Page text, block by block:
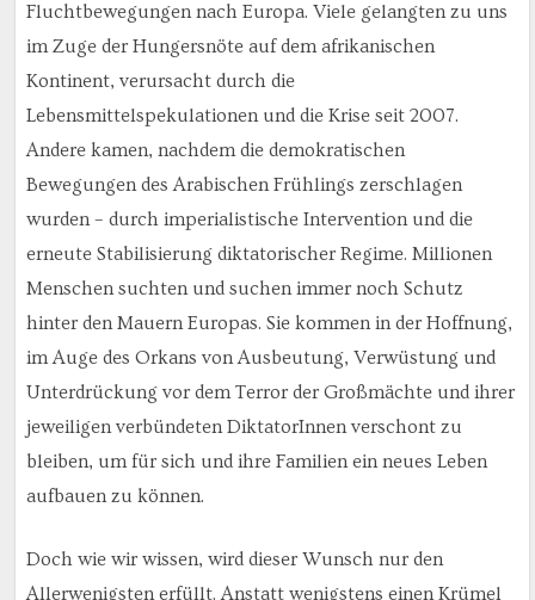
Fluchtbewegungen nach Europa. Viele gelangten zu uns
im Zuge der Hungersnöte auf dem afrikanischen
Kontinent, verursacht durch die
Lebensmittelspekulationen und die Krise seit 2007.
Andere kamen, nachdem die demokratischen
Bewegungen des Arabischen Frühlings zerschlagen
wurden – durch imperialistische Intervention und die
erneute Stabilisierung diktatorischer Regime. Millionen
Menschen suchten und suchen immer noch Schutz
hinter den Mauern Europas. Sie kommen in der Hoffnung,
im Auge des Orkans von Ausbeutung, Verwüstung und
Unterdrückung vor dem Terror der Großmächte und ihrer
jeweiligen verbündeten DiktatorInnen verschont zu
bleiben, um für sich und ihre Familien ein neues Leben
aufbauen zu können.
Doch wie wir wissen, wird dieser Wunsch nur den
Allerwenigsten erfüllt. Anstatt wenigstens einen Krümel